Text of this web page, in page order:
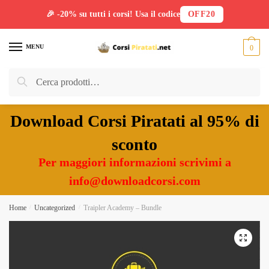
MENU
Cerca:
Cerca
0
Download Corsi Piratati al 95% di
sconto
Per maggiori informazioni scrivimi a
info@downloadcorsi.com
Home Uncategorized Traipler Academy – Bundle
🔍
🎉 -20% su tutti i corsi! Usa il codice OFF20